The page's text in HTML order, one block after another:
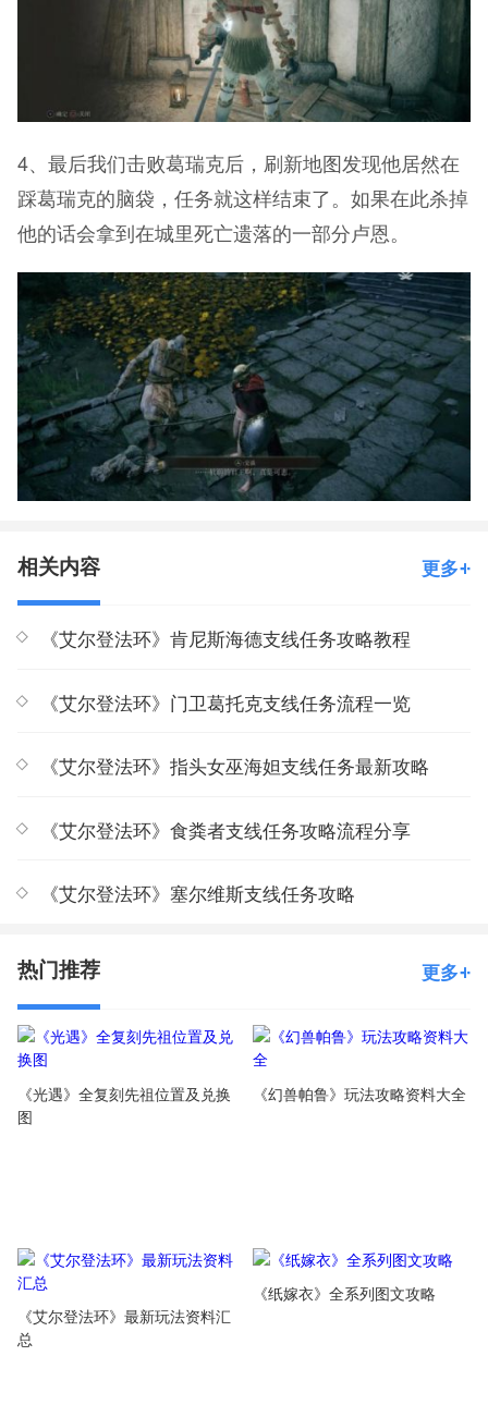
4、最后我们击败葛瑞克后，刷新地图发现他居然在
踩葛瑞克的脑袋，任务就这样结束了。如果在此杀掉
他的话会拿到在城里死亡遗落的一部分卢恩。
相关内容 更多
《艾尔登法环》肯尼斯海德支线任务攻略教程
《艾尔登法环》门卫葛托克支线任务流程一览
《艾尔登法环》指头女巫海妲支线任务最新攻略
《艾尔登法环》食粪者支线任务攻略流程分享
《艾尔登法环》塞尔维斯支线任务攻略
热门推荐 更多
《光遇》全复刻先祖位置及兑换
图
《幻兽帕鲁》玩法攻略资料大全
《艾尔登法环》最新玩法资料汇
总
《纸嫁衣》全系列图文攻略